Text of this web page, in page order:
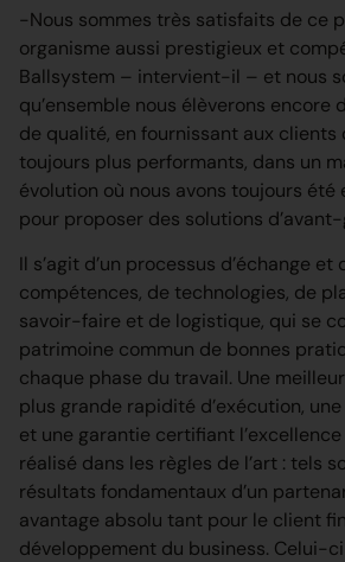
-Nous sommes très satisfaits de ce
organisme aussi prestigieux et
Ballsystem – intervient-il – et nous
qu’ensemble nous élèverons encore
de qualité, en fournissant aux clients
toujours plus performants, dans un
évolution où nous avons toujours été
pour proposer des solutions
Il s’agit d’un processus d’échange
compétences, de technologies, de
savoir-faire et de logistique, qui se
patrimoine commun de bonnes
chaque phase du travail. Une
plus grande rapidité d’exécution,
et une garantie certifiant l’excellence
réalisé dans les règles de l’art : tels
résultats fondamentaux d’un
avantage absolu tant pour le client
développement du business. Celui-